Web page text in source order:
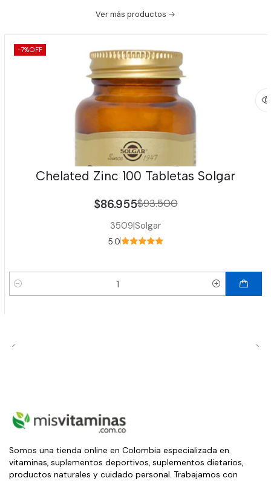
Ver más productos
-7%OFF
Chelated Zinc 100 Tabletas Solgar
$86.955$93.500
3509|Solgar
5.0
Cantidad
Somos una tienda online en Colombia especializada en
vitaminas, suplementos deportivos, suplementos dietarios,
productos naturales y cuidado personal. Trabajamos con